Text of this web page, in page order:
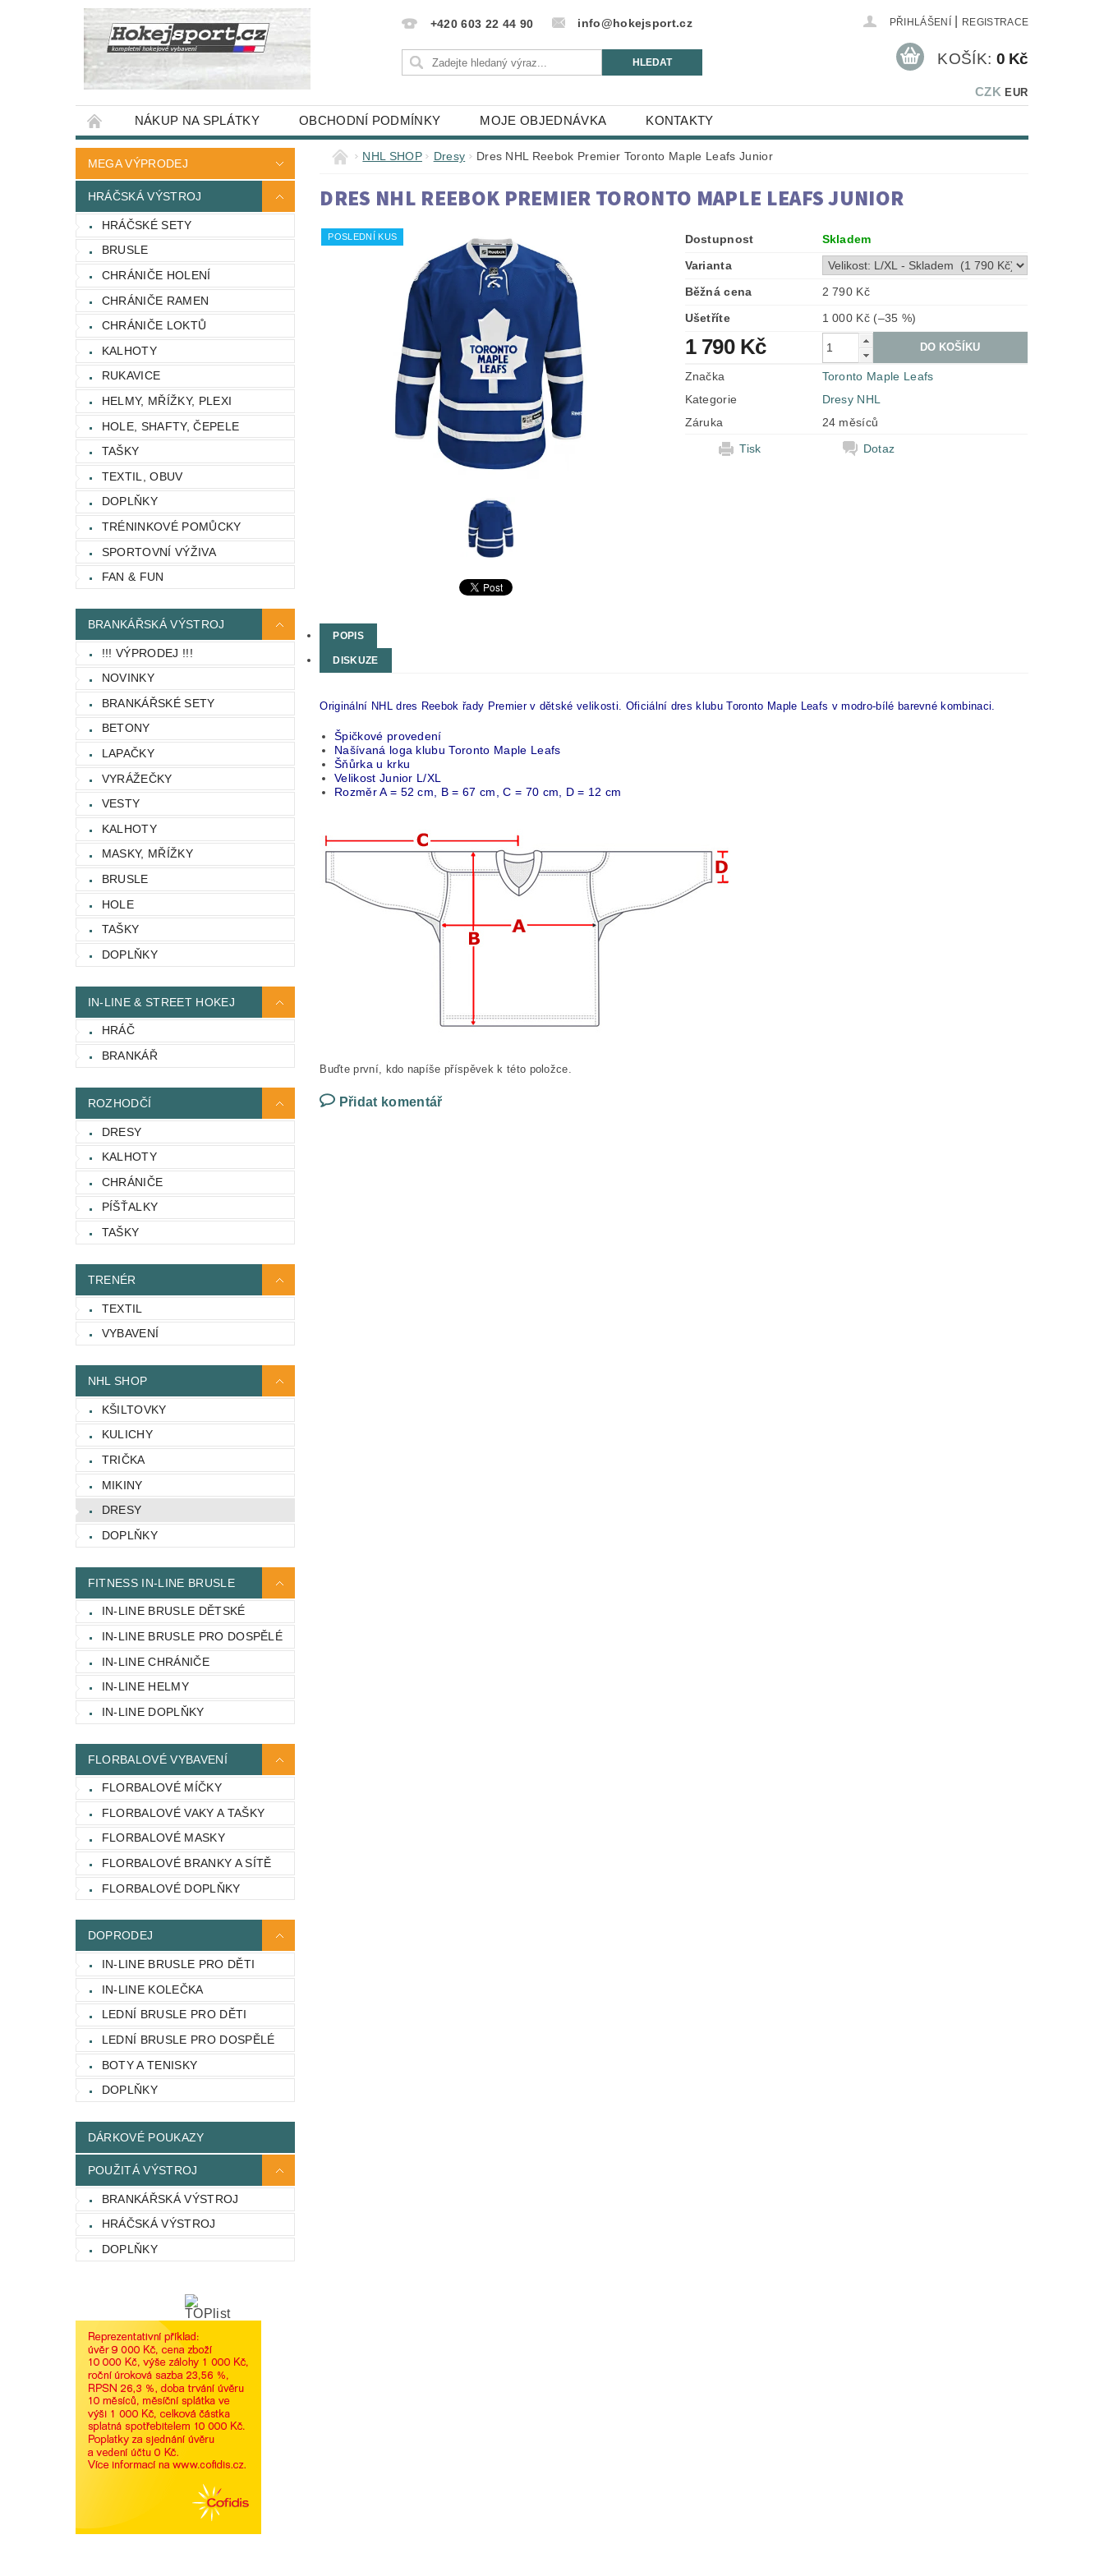
+420 603 22 44 90 info@hokejsport.cz PŘIHLÁŠENÍ REGISTRACE
CZK EUR
KOŠÍK: 0 Kč
NÁKUP NA SPLÁTKY OBCHODNÍ PODMÍNKY MOJE OBJEDNÁVKA KONTAKTY
MEGA VÝPRODEJ
HRÁČSKÁ VÝSTROJ
HRÁČSKÉ SETY
BRUSLE
CHRÁNIČE HOLENÍ
CHRÁNIČE RAMEN
CHRÁNIČE LOKTŮ
KALHOTY
RUKAVICE
HELMY, MŘÍŽKY, PLEXI
HOLE, SHAFTY, ČEPELE
TAŠKY
TEXTIL, OBUV
DOPLŇKY
TRÉNINKOVÉ POMŮCKY
SPORTOVNÍ VÝŽIVA
FAN & FUN
BRANKÁŘSKÁ VÝSTROJ
!!! VÝPRODEJ !!!
NOVINKY
BRANKÁŘSKÉ SETY
BETONY
LAPAČKY
VYRÁŽEČKY
VESTY
KALHOTY
MASKY, MŘÍŽKY
BRUSLE
HOLE
TAŠKY
DOPLŇKY
IN-LINE & STREET HOKEJ
HRÁČ
BRANKÁŘ
ROZHODČÍ
DRESY
KALHOTY
CHRÁNIČE
PÍŠŤALKY
TAŠKY
TRENÉR
TEXTIL
VYBAVENÍ
NHL SHOP
KŠILTOVKY
KULICHY
TRIČKA
MIKINY
DRESY
DOPLŇKY
FITNESS IN-LINE BRUSLE
IN-LINE BRUSLE DĚTSKÉ
IN-LINE BRUSLE PRO DOSPĚLÉ
IN-LINE CHRÁNIČE
IN-LINE HELMY
IN-LINE DOPLŇKY
FLORBALOVÉ VYBAVENÍ
FLORBALOVÉ MÍČKY
FLORBALOVÉ VAKY A TAŠKY
FLORBALOVÉ MASKY
FLORBALOVÉ BRANKY A SÍTĚ
FLORBALOVÉ DOPLŇKY
DOPRODEJ
IN-LINE BRUSLE PRO DĚTI
IN-LINE KOLEČKA
LEDNÍ BRUSLE PRO DĚTI
LEDNÍ BRUSLE PRO DOSPĚLÉ
BOTY A TENISKY
DOPLŇKY
DÁRKOVÉ POUKAZY
POUŽITÁ VÝSTROJ
BRANKÁŘSKÁ VÝSTROJ
HRÁČSKÁ VÝSTROJ
DOPLŇKY
NHL SHOP Dresy Dres NHL Reebok Premier Toronto Maple Leafs Junior
DRES NHL REEBOK PREMIER TORONTO MAPLE LEAFS JUNIOR
POSLEDNÍ KUS Dostupnost
Skladem
Varianta
Běžná cena
2 790 Kč
Ušetříte
1 000 Kč (–35 %)
1 790 Kč
Značka
Toronto Maple Leafs
Kategorie
Dresy NHL
Záruka
24 měsíců
Tisk
Dotaz
POPIS
DISKUZE
Originální NHL dres Reebok řady Premier v dětské velikosti. Oficiální dres klubu Toronto Maple Leafs v modro-bílé barevné kombinaci.
Špičkové provedení
Našívaná loga klubu Toronto Maple Leafs
Šňůrka u krku
Velikost Junior L/XL
Rozměr A = 52 cm, B = 67 cm, C = 70 cm, D = 12 cm
Buďte první, kdo napíše příspěvek k této položce.
Přidat komentář